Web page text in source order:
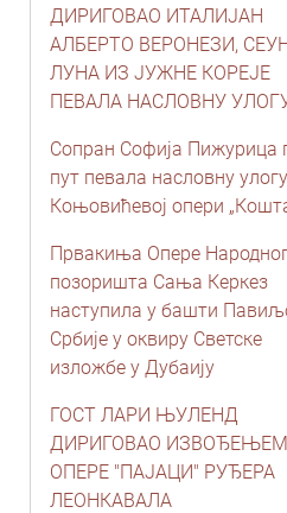
ДИРИГОВАО ИТАЛИЈАН
АЛБЕРТО ВЕРОНЕЗИ,
ЛУНА ИЗ ЈУЖНЕ КОРЕЈЕ
ПЕВАЛА НАСЛОВНУ
Сопран Софија Пижурица
пут певала насловну
Коњовићевој опери
Првакиња Опере
позоришта Сања Керкез
наступила у башти
Србије у оквиру Светске
изложбе у Дубаију
ГОСТ ЛАРИ ЊУЛЕНД
ДИРИГОВАО ИЗВОЂЕЊЕМ
ОПЕРЕ "ПАЈАЦИ" РУЂЕРА
ЛЕОНКАВАЛА